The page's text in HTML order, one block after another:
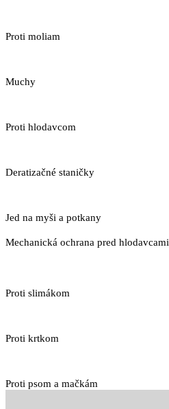
Proti moliam
Muchy
Proti hlodavcom
Deratizačné staničky
Jed na myši a potkany
Mechanická ochrana pred hlodavcami
Proti slimákom
Proti krtkom
Proti psom a mačkám